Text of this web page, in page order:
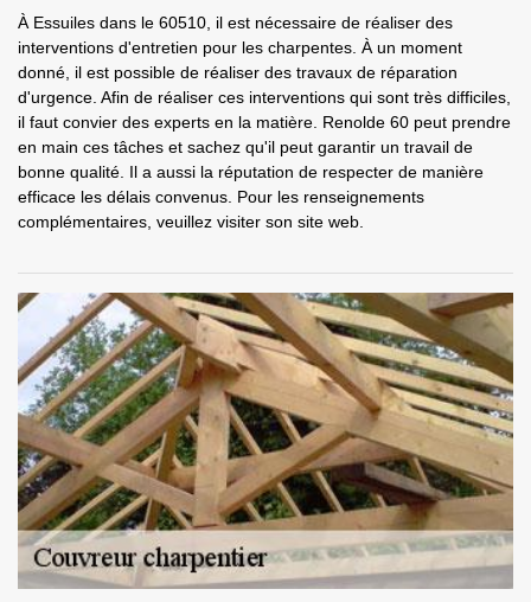
À Essuiles dans le 60510, il est nécessaire de réaliser des
interventions d'entretien pour les charpentes. À un moment
donné, il est possible de réaliser des travaux de réparation
d'urgence. Afin de réaliser ces interventions qui sont très difficiles,
il faut convier des experts en la matière. Renolde 60 peut prendre
en main ces tâches et sachez qu'il peut garantir un travail de
bonne qualité. Il a aussi la réputation de respecter de manière
efficace les délais convenus. Pour les renseignements
complémentaires, veuillez visiter son site web.